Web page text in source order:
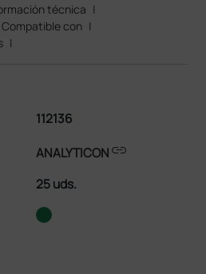
técnica |
Compatible con |
|
112136
ANALYTICONlink
25 uds.